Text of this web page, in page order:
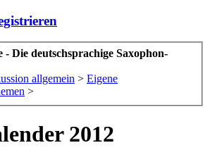
- Die deutschsprachige Saxophon-
allgemein > Eigene
>
2012